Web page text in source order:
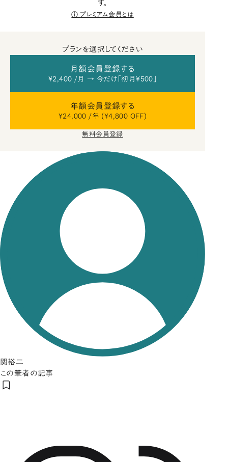
す。
プレミアム会員とは
プランを選択してください
月額会員登録する
¥2,400 /月 → 今だけ「初月¥500」
年額会員登録する
¥24,000 /年 (¥4,800 OFF)
無料会員登録
関裕二
この筆者の記事